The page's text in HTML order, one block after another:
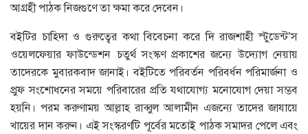
আগ্রহী পাঠক নিজগুণে তা ক্ষমা করে দেবেন।
বইটির চাহিদা ও গুরুত্বের কথা বিবেচনা করে দি রাজশাহী স্টুডেন্ট’স
ওয়েলফেয়ার ফাউন্ডেশন চতুর্থ সংস্কণ প্রকাশের জন্যে উদ্যোগ নেয়ায়
তাদেরকে মুবারকবাদ জানাই। বইটিতে পরিবর্তন পরিবর্ধন পরিমার্জনা ও
প্রুফ সংশোধনের সময়ে পরিবারের প্রতি যথাযোগ্য মনোযোগ দেয়া সম্ভব
হয়নি। পরম করুণাময় আল্লাহ রাব্বুল আলামীন এজন্যে তাদের জাযায়ে
খায়ের দান করুন। এই সংস্করণটি পূর্বের মতোই পাঠক সমাদর পেলে এবং